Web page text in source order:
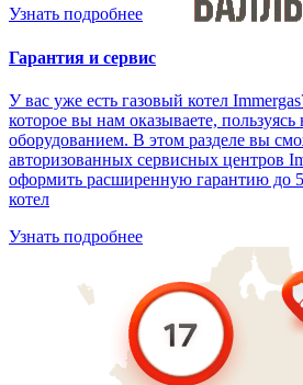
Узнать подробнее
Гарантия и сервис
У вас уже есть газовый котел
которое вы нам оказываете,
оборудованием. В этом разделе вы
авторизованных сервисных центров
оформить расширенную гарантию до
котел
Узнать подробнее